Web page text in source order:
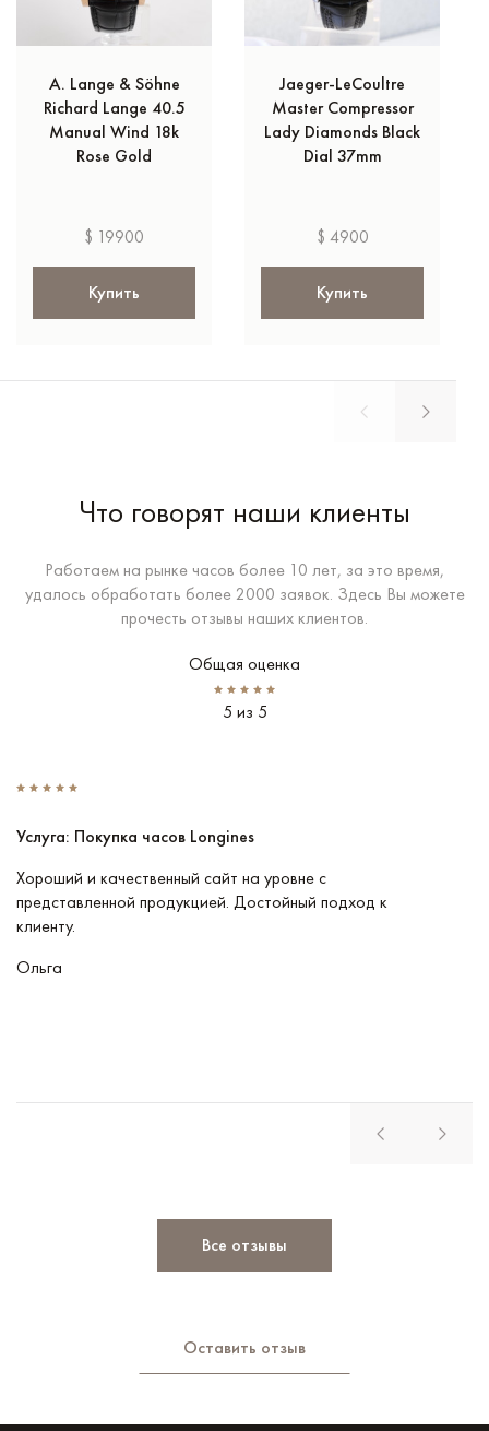
A. Lange & Söhne
Richard Lange 40.5
Manual Wind 18k
Rose Gold
$ 19900
Купить
Jaeger-LeCoultre
Master Compressor
Lady Diamonds Black
Dial 37mm
$ 4900
Купить
Что говорят наши клиенты
Работаем на рынке часов более 10 лет, за это время,
удалось обработать более 2000 заявок. Здесь Вы можете
прочесть отзывы наших клиентов.
Общая оценка
5 из 5
Услуга: Покупка часов Longines
Хороший и качественный сайт на уровне с
представленной продукцией. Достойный подход к
клиенту.
Ольга
Все отзывы
Оставить отзыв